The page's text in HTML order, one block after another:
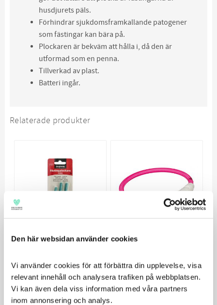
Den här websidan använder cookies
Vi använder cookies för att förbättra din upplevelse, visa
relevant innehåll och analysera trafiken på webbplatsen.
Vi kan även dela viss information med våra partners
inom annonsering och analys.
husdjurets päls.
Förhindrar sjukdomsframkallande patogener
som fästingar kan bära på.
Plockaren är bekväm att hålla i, då den är
utformad som en penna.
Tillverkad av plast.
Batteri ingår.
Relaterade produkter
Koben 3p
Fästinplockare i olika
storlekar
Blinkande eller
kontinuerligt ljus till
hund, rosa